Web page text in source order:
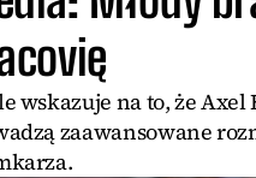
wskazuje na to, że
zaawansowane